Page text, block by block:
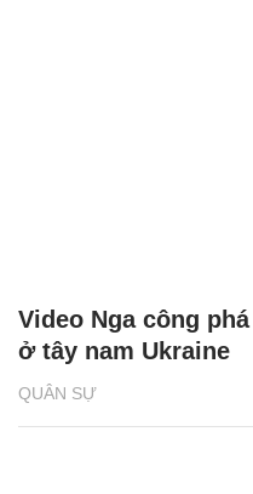
QUÂN SỰ
Video Nga công
ở tây nam Ukraine